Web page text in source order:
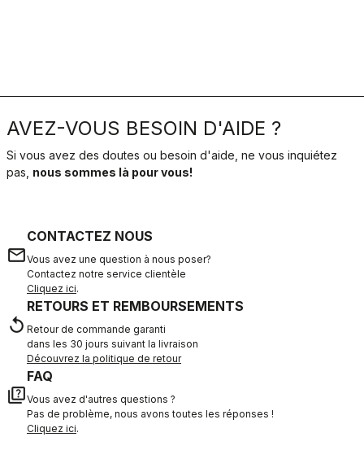
AVEZ-VOUS BESOIN D'AIDE ?
Si vous avez des doutes ou besoin d'aide, ne vous inquiétez
pas, nous sommes là pour vous!
email
CONTACTEZ NOUS
Vous avez une question à nous poser?
Contactez notre service clientèle
Cliquez ici.
replay
RETOURS ET REMBOURSEMENTS
Retour de commande garanti
dans les 30 jours suivant la livraison
Découvrez la politique de retour
quiz
FAQ
Vous avez d'autres questions ?
Pas de problème, nous avons toutes les réponses !
Cliquez ici.